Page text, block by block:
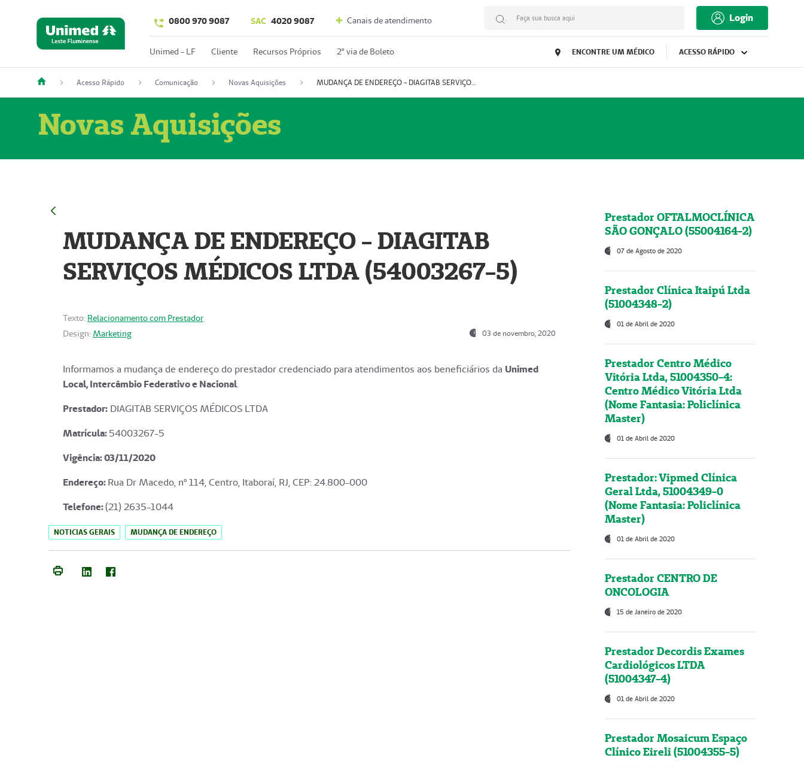
0800 970 9087 SAC 4020 9087 Canais de atendimento Faça sua busca aqui Login
Unimed - LF Cliente Recursos Próprios 2º via de Boleto ENCONTRE UM MÉDICO ACESSO RÁPIDO
Acesso Rápido Comunicação Novas Aquisições MUDANÇA DE ENDEREÇO - DIAGITAB SERVIÇOS MÉDICOS LTDA (54003267-5)
Novas Aquisições
MUDANÇA DE ENDEREÇO - DIAGITAB
SERVIÇOS MÉDICOS LTDA (54003267-5)
Texto: Relacionamento com Prestador
Design: Marketing 03 de novembro, 2020
Informamos a mudança de endereço do prestador credenciado para atendimentos aos beneficiários da Unimed
Local, Intercâmbio Federativo e Nacional.
Prestador: DIAGITAB SERVIÇOS MÉDICOS LTDA
Matrícula:54003267-5
Vigência: 03/11/2020
Endereço:Rua Dr Macedo, nº 114, Centro, Itaboraí, RJ, CEP: 24.800-000
Telefone:(21) 2635-1044
NOTICIAS GERAIS MUDANÇA DE ENDEREÇO
Prestador OFTALMOCLÍNICA
SÃO GONÇALO (55004164-2)
07 de Agosto de 2020
Prestador Clínica Itaipú Ltda
(51004348-2)
01 de Abril de 2020
Prestador Centro Médico
Vitória Ltda, 51004350-4:
Centro Médico Vitória Ltda
(Nome Fantasia: Policlínica
Master)
01 de Abril de 2020
Prestador: Vipmed Clínica
Geral Ltda, 51004349-0
(Nome Fantasia: Policlínica
Master)
01 de Abril de 2020
Prestador CENTRO DE
ONCOLOGIA
15 de Janeiro de 2020
Prestador Decordis Exames
Cardiológicos LTDA
(51004347-4)
01 de Abril de 2020
Prestador Mosaicum Espaço
Clínico Eireli (51004355-5)